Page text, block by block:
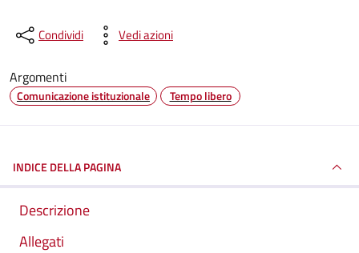
Condividi Vedi azioni
Argomenti
Comunicazione istituzionale Tempo libero
INDICE DELLA PAGINA
Descrizione
Allegati